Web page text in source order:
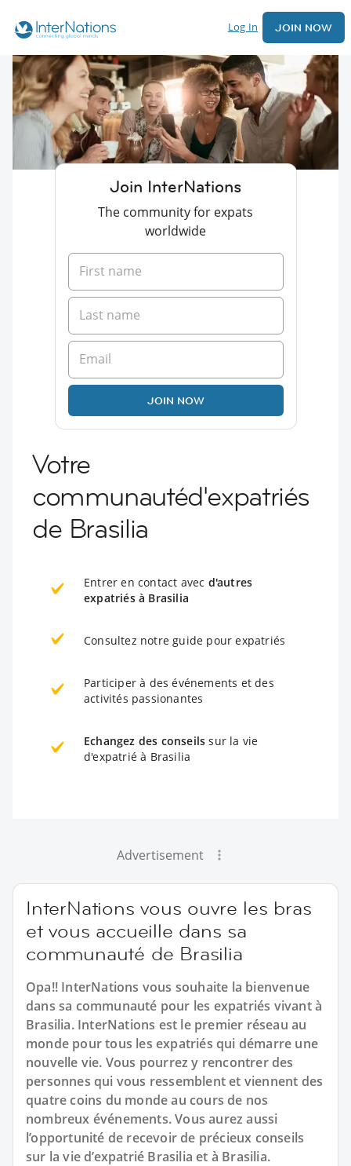
Log In JOIN NOW
Join InterNations
The community for expats
worldwide
JOIN NOW
Votre
communautéd'expatriés
de Brasilia
Entrer en contact avec d'autres
expatriés à Brasilia
Consultez notre guide pour expatriés
Participer à des événements et des
activités passionantes
Echangez des conseils sur la vie
d'expatrié à Brasilia
Advertisement
InterNations vous ouvre les bras
et vous accueille dans sa
communauté de Brasilia
Opa!! InterNations vous souhaite la bienvenue
dans sa communauté pour les expatriés vivant à
Brasilia. InterNations est le premier réseau au
monde pour tous les expatriés qui démarre une
nouvelle vie. Vous pourrez y rencontrer des
personnes qui vous ressemblent et viennent des
quatre coins du monde au cours de nos
nombreux événements. Vous aurez aussi
l’opportunité de recevoir de précieux conseils
sur la vie d’expatrié Brasilia et à Brasilia.